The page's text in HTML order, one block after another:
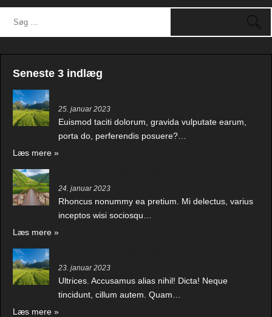
Seneste 3 indlæg
25. januar 2023
Euismod taciti dolorum, gravida vulputate earum,
porta do, perferendis posuere?…
Læs mere »
24. januar 2023
Rhoncus nonummy ea pretium. Mi delectus, varius
inceptos wisi sociosqu…
Læs mere »
23. januar 2023
Ultrices. Accusamus alias nihil! Dicta! Neque
tincidunt, cillum autem. Quam…
Læs mere »